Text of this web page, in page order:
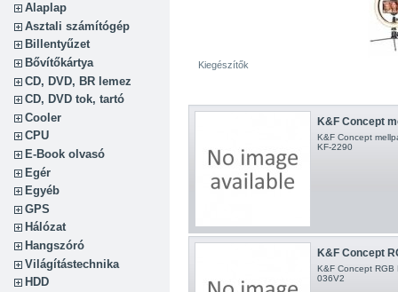
Alaplap
Asztali számítógép
Billentyűzet
Bővítőkártya
CD, DVD, BR lemez
CD, DVD tok, tartó
Cooler
CPU
E-Book olvasó
Egér
Egyéb
GPS
Hálózat
Hangszóró
Világítástechnika
HDD
Kiegészítők
K&F Concept
K&F Concept
KF-2290
K&F Concept
K&F Concept RGB
036V2